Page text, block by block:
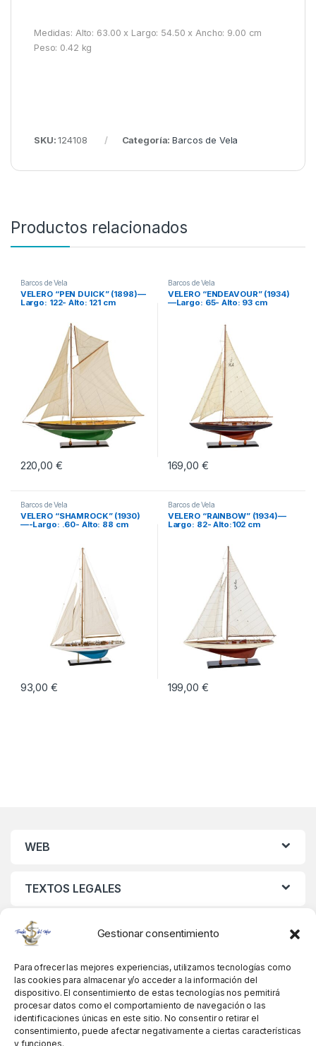
Gestionar consentimiento
Para ofrecer las mejores experiencias, utilizamos tecnologías como
las cookies para almacenar y/o acceder a la información del
dispositivo. El consentimiento de estas tecnologías nos permitirá
procesar datos como el comportamiento de navegación o las
identificaciones únicas en este sitio. No consentir o retirar el
consentimiento, puede afectar negativamente a ciertas características
y funciones.
Medidas: Alto: 63.00 x Largo: 54.50 x Ancho: 9.00 cm
Peso: 0.42 kg
SKU:124108 Categoría:Barcos de Vela
Productos relacionados
Barcos de Vela
VELERO “PEN DUICK” (1898)—
Largo: 122- Alto: 121 cm
220,00 €
Barcos de Vela
VELERO “ENDEAVOUR” (1934)
—Largo: 65- Alto: 93 cm
169,00 €
Barcos de Vela
VELERO “SHAMROCK” (1930)
—-Largo: .60- Alto: 88 cm
93,00 €
Barcos de Vela
VELERO “RAINBOW” (1934)—
Largo: 82- Alto:102 cm
199,00 €
WEB
TEXTOS LEGALES
MIS DATOS